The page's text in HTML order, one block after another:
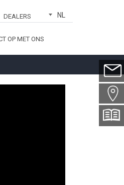
DEALERS NL
OP MET ONS